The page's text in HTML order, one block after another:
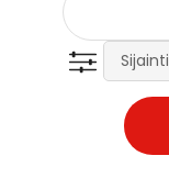
Sijainti